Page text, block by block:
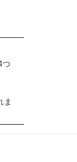
つ
ま